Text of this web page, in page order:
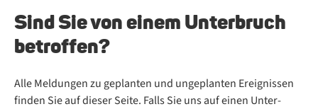
Sind Sie von einem Unterbruch
betroffen?
Alle Mel­dun­gen zu ge­plan­ten und un­ge­plan­ten Er­eig­nis­sen
fin­den Sie auf die­ser Sei­te. Falls Sie uns auf ei­nen Un­ter­